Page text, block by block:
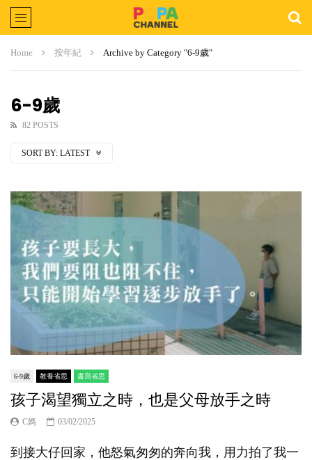
Home 按年紀 Archive by Category "6-9歲"
6-9歲
82 POSTS
SORT BY: LATEST
6-9歲 教養省思 書寫省思
孩子渴望獨立之時，也是父母放手之時
C媽 03/02/2025
到接大仔回家，他怒氣匆匆的奔向我，用力拍了我一